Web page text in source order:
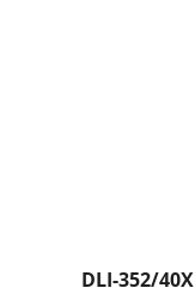
DLI-352/40X